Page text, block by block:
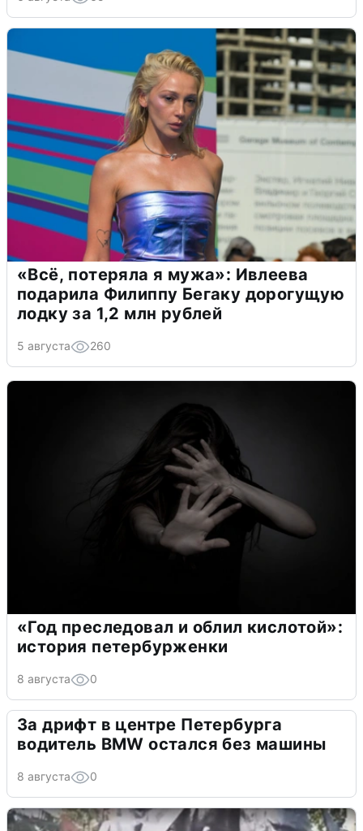
«Всё, потеряла я мужа»: Ивлеева
подарила Филиппу Бегаку дорогущую
лодку за 1,2 млн рублей
5 августа 260
«Год преследовал и облил кислотой»:
история петербурженки
8 августа 0
За дрифт в центре Петербурга
водитель BMW остался без машины
8 августа 0